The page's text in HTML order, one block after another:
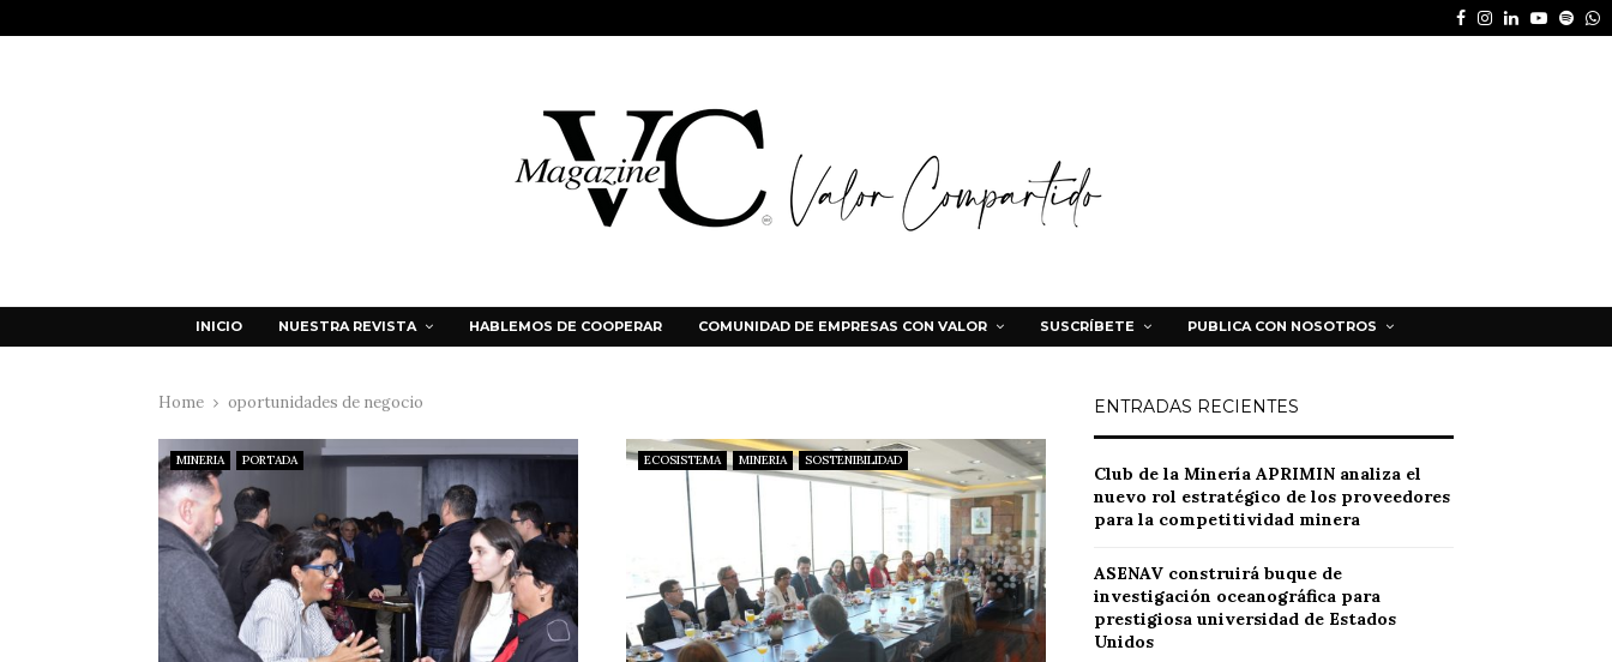
Facebook
Instagram
LinkedinYoutube
INICIO NUESTRA REVISTA HABLEMOS DE COOPERAR COMUNIDAD DE EMPRESAS CON VALOR SUSCRÍBETE PUBLICA CON NOSOTROS
Home oportunidades de negocio
MINERIA PORTADA ECOSISTEMA MINERIA SOSTENIBILIDAD
ENTRADAS RECIENTES
Club de la Minería APRIMIN analiza el
nuevo rol estratégico de los proveedores
para la competitividad minera
ASENAV construirá buque de
investigación oceanográfica para
prestigiosa universidad de Estados
Unidos